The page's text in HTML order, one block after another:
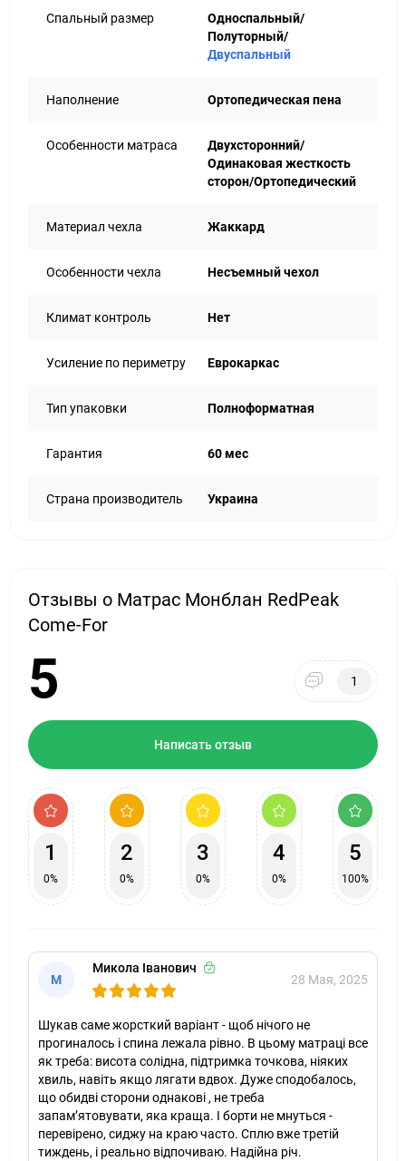
стабилизирует конструкцию. А сверху - многослойное
простёганное полотно из double jacquard с добавлением
вельветового акцента. Плотная ткань, прочная
Монблан собран не как принято, а как должно быть. Для
тех, кто хочет надёжную основу под собой - на каждый
день, на годы вперёд, без суеты и лишних слов.
Спальный размер
Односпальный/
Полуторный/
Двуспальный
Наполнение Ортопедическая пена
Особенности матраса
Двухсторонний/
Одинаковая жесткость
сторон/Ортопедический
Материал чехла Жаккард
Особенности чехла Несъемный чехол
Климат контроль Нет
Усиление по периметру Еврокаркас
Тип упаковки Полноформатная
Гарантия 60 мес
Страна производитель Украина
Отзывы о Матрас Монблан RedPeak
Come-For
5 1
Написать отзыв
1
0%
2
0%
3
0%
4
0%
5
100%
М
Микола Іванович
28 Мая, 2025
Шукав саме жорсткий варіант - щоб нічого не
прогиналось і спина лежала рівно. В цьому матраці все
як треба: висота солідна, підтримка точкова, ніяких
хвиль, навіть якщо лягати вдвох. Дуже сподобалось,
що обидві сторони однакові , не треба
запам’ятовувати, яка краща. І борти не мнуться -
перевірено, сиджу на краю часто. Сплю вже третій
тиждень, і реально відпочиваю. Надійна річ.